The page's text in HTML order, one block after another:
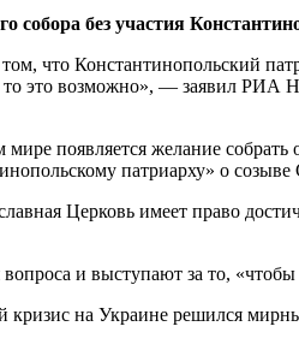
без участия
что Константинопольский
это возможно», — заявил РИА
появляется желание
патриарху» о созыве
Церковь имеет право
и выступают за то,
на Украине решился